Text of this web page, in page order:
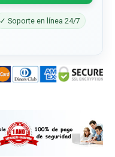
✓ Soporte en línea 24/7